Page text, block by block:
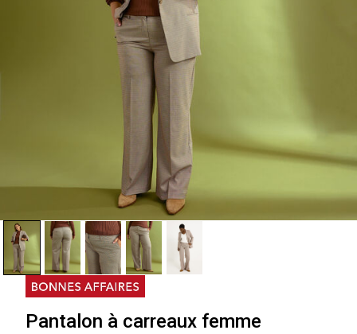
Pantalon à carreaux femme